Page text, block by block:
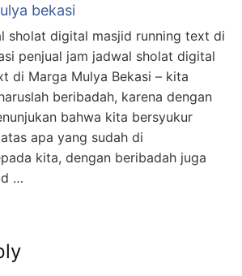
bekasi
sholat digital masjid running text di
penjual jam jadwal sholat digital
di Marga Mulya Bekasi – kita
beribadah, karena dengan
bahwa kita bersyukur
apa yang sudah di
kita, dengan beribadah juga
…